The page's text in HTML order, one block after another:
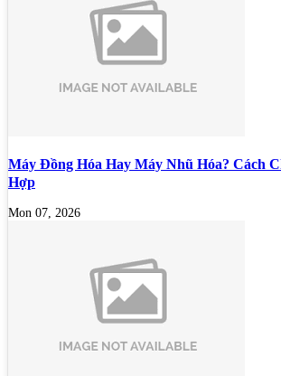
Máy Đồng Hóa Hay Máy Nhũ Hóa? Cách
Hợp
Mon 07, 2026